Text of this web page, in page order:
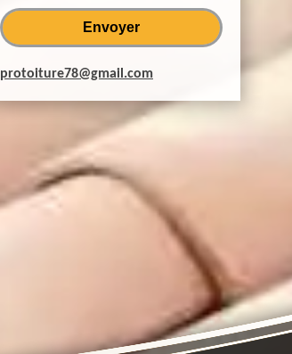
protoiture78@gmail.com